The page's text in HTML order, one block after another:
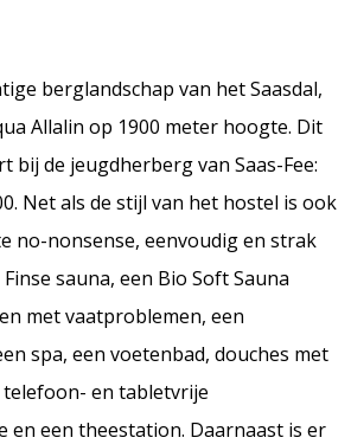
berglandschap van het Saasdal,
Allalin op 1900 meter hoogte. Dit
bij de jeugdherberg van Saas-Fee:
Net als de stijl van het hostel is ook
no-nonsense, eenvoudig en strak
sauna, een Bio Soft Sauna
met vaatproblemen, een
spa, een voetenbad, douches met
telefoon- en tabletvrije
en een theestation. Daarnaast is er